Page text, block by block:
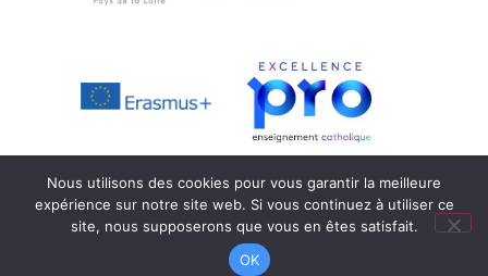
Mentions légales Réalisation : Ekole.fr
Nous utilisons des cookies pour vous garantir la meilleure
expérience sur notre site web. Si vous continuez à utiliser ce
site, nous supposerons que vous en êtes satisfait.
OK
Engagé pour l’environnement : compensation de l’impact